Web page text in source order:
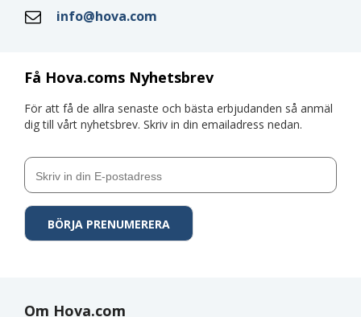
Få Hova.coms Nyhetsbrev
För att få de allra senaste och bästa erbjudanden så anmäl
dig till vårt nyhetsbrev. Skriv in din emailadress nedan.
info@hova.com
Om Hova.com